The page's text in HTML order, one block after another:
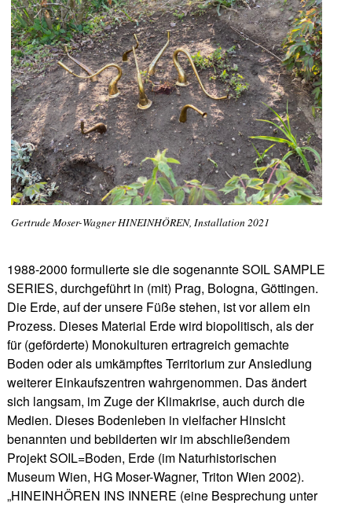
Gertrude Moser-Wagner HINEINHÖREN, Installation 2021
1988-2000 formulierte sie die sogenannte SOIL SAMPLE
SERIES, durchgeführt in (mit) Prag, Bologna, Göttingen.
Die Erde, auf der unsere Füße stehen, ist vor allem ein
Prozess. Dieses Material Erde wird biopolitisch, als der
für (geförderte) Monokulturen ertragreich gemachte
Boden oder als umkämpftes Territorium zur Ansiedlung
weiterer Einkaufszentren wahrgenommen. Das ändert
sich langsam, im Zuge der Klimakrise, auch durch die
Medien. Dieses Bodenleben in vielfacher Hinsicht
benannten und bebilderten wir im abschließendem
Projekt SOIL=Boden, Erde (im Naturhistorischen
Museum Wien, HG Moser-Wagner, Triton Wien 2002).
„HINEINHÖREN INS INNERE (eine Besprechung unter